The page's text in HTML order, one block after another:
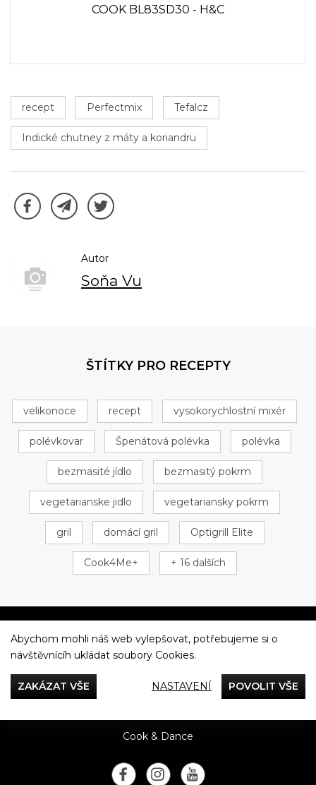
COOK BL83SD30 - H&C
recept Perfectmix Tefalcz
Indické chutney z máty a koriandru
Autor
Soňa Vu
ŠTÍTKY PRO RECEPTY
velikonoce recept vysokorychlostní mixér
polévkovar Špenátová polévka polévka
bezmasité jídlo bezmasitý pokrm
vegetarianske jidlo vegetariansky pokrm
gril domácí gril Optigrill Elite
Cook4Me+ + 16 dalších
Večeříme společně
Cook & Dance
Abychom mohli náš web vylepšovat, potřebujeme si o
návštěvnícíh ukládat soubory Cookies.
ZAKÁZAT VŠE NASTAVENÍ POVOLIT VŠE